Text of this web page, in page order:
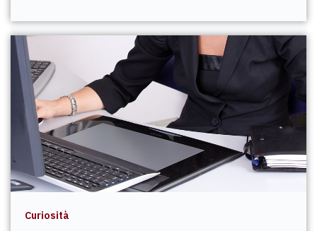
Curiosità